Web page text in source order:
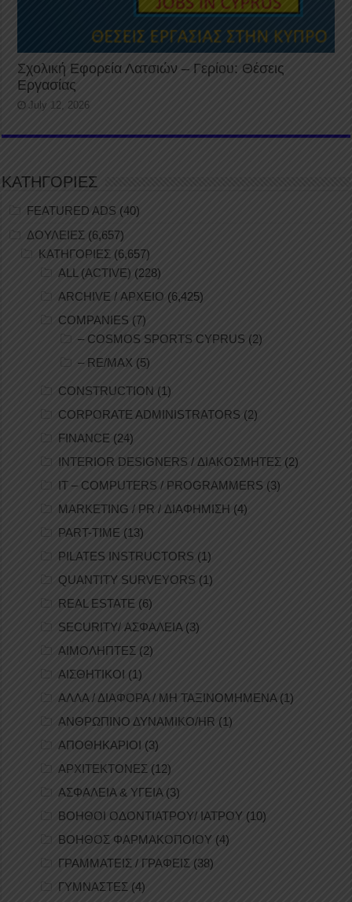
Σχολική Εφορεία Λατσιών – Γερίου: Θέσεις
Εργασίας
July 12, 2026
ΚΑΤΗΓΟΡΙΕΣ
FEATURED ADS (40)
ΔΟΥΛΕΙΕΣ (6,657)
ΚΑΤΗΓΟΡΙΕΣ (6,657)
ALL (ACTIVE) (228)
ARCHIVE / ΑΡΧΕΙΟ (6,425)
COMPANIES (7)
– COSMOS SPORTS CYPRUS (2)
– RE/MAX (5)
CONSTRUCTION (1)
CORPORATE ADMINISTRATORS (2)
FINANCE (24)
INTERIOR DESIGNERS / ΔΙΑΚΟΣΜΗΤΕΣ (2)
IT – COMPUTERS / PROGRAMMERS (3)
MARKETING / PR / ΔΙΑΦΗΜΙΣΗ (4)
PART-TIME (13)
PILATES INSTRUCTORS (1)
QUANTITY SURVEYORS (1)
REAL ESTATE (6)
SECURITY/ ΑΣΦΑΛΕΙΑ(3)
ΑΙΜΟΛΗΠΤΕΣ (2)
ΑΙΣΘΗΤΙΚΟΙ (1)
ΑΛΛΑ / ΔΙΑΦΟΡΑ / ΜΗ ΤΑΞΙΝΟΜΗΜΕΝΑ(1)
ΑΝΘΡΩΠΙΝΟ ΔΥΝΑΜΙΚΟ/HR (1)
ΑΠΟΘΗΚΑΡΙΟΙ (3)
ΑΡΧΙΤΕΚΤΟΝΕΣ (12)
ΑΣΦΑΛΕΙΑ & ΥΓΕΙΑ(3)
ΒΟΗΘΟΙ ΟΔΟΝΤΙΑΤΡΟΥ/ ΙΑΤΡΟΥ (10)
ΒΟΗΘΟΣ ΦΑΡΜΑΚΟΠΟΙΟΥ (4)
ΓΡΑΜΜΑΤΕΙΣ / ΓΡΑΦΕΙΣ (38)
ΓΥΜΝΑΣΤΕΣ (4)